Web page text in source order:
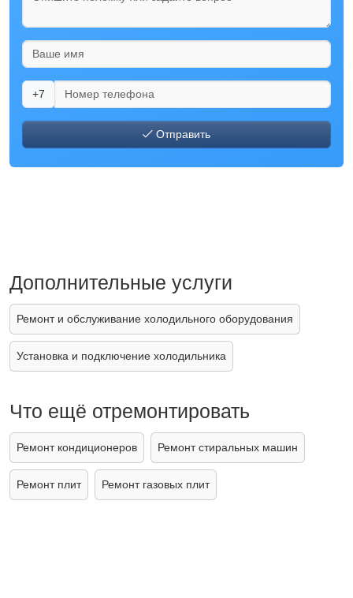
+7
Отправить
Дополнительные услуги
Ремонт и обслуживание холодильного оборудования
Установка и подключение холодильника
Что ещё отремонтировать
Ремонт кондиционеров Ремонт стиральных машин
Ремонт плит Ремонт газовых плит